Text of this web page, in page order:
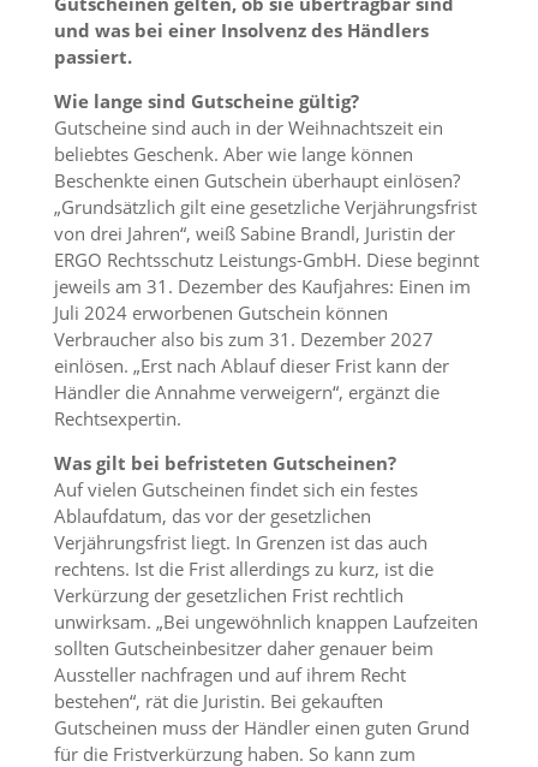
und was bei einer Insolvenz des Händlers
passiert.
Wie lange sind Gutscheine gültig?
Gutscheine sind auch in der Weihnachtszeit ein
beliebtes Geschenk. Aber wie lange können
Beschenkte einen Gutschein überhaupt einlösen?
„Grundsätzlich gilt eine gesetzliche Verjährungsfrist
von drei Jahren“, weiß Sabine Brandl, Juristin der
ERGO Rechtsschutz Leistungs-GmbH. Diese beginnt
jeweils am 31. Dezember des Kaufjahres: Einen im
Juli 2024 erworbenen Gutschein können
Verbraucher also bis zum 31. Dezember 2027
einlösen. „Erst nach Ablauf dieser Frist kann der
Händler die Annahme verweigern“, ergänzt die
Rechtsexpertin.
Was gilt bei befristeten Gutscheinen?
Auf vielen Gutscheinen findet sich ein festes
Ablaufdatum, das vor der gesetzlichen
Verjährungsfrist liegt. In Grenzen ist das auch
rechtens. Ist die Frist allerdings zu kurz, ist die
Verkürzung der gesetzlichen Frist rechtlich
unwirksam. „Bei ungewöhnlich knappen Laufzeiten
sollten Gutscheinbesitzer daher genauer beim
Aussteller nachfragen und auf ihrem Recht
bestehen“, rät die Juristin. Bei gekauften
Gutscheinen muss der Händler einen guten Grund
für die Fristverkürzung haben. So kann zum